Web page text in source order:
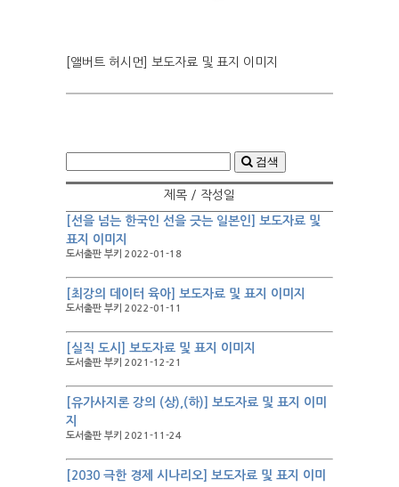
[앨버트 허시먼] 보도자료 및 표지 이미지
검색
제목 / 작성일
[선을 넘는 한국인 선을 긋는 일본인] 보도자료 및
표지 이미지
도서출판 부키 2022-01-18
[최강의 데이터 육아] 보도자료 및 표지 이미지
도서출판 부키 2022-01-11
[실직 도시] 보도자료 및 표지 이미지
도서출판 부키 2021-12-21
[유가사지론 강의 (상),(하)] 보도자료 및 표지 이미
지
도서출판 부키 2021-11-24
[2030 극한 경제 시나리오] 보도자료 및 표지 이미